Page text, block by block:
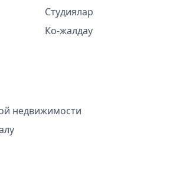
Студиялар
Ко-жалдау
недвижимости